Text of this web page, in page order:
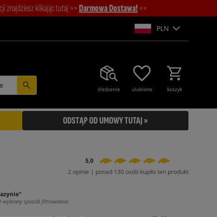
znajdziesz klikając tutaj >>Darmowa Dostawa! <<
PLN
śledzenie ulubione koszyk
ODSTĄP OD UMOWY TUTAJ »
5,0
2 opinie | ponad 130 osób kupiło ten produkt
wybrany sposób filtrowania)